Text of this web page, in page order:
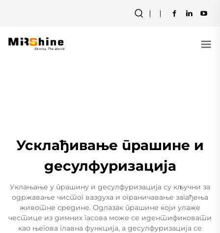
Усклађивање прашине и
десулфуризација
Уклањање у прашину и десулфуризација су кључни за
одржавање чистог ваздуха и ограничавање загађења
животне средине. Одлазак прашине који улаже
честице из димних гасова може се идентификовати
као његова главна функција, а десулфуризација се